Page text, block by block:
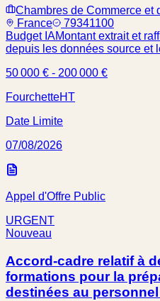
Chambres de Commerce et
France
79341100
Budget IAMontant extrait et
depuis les données source et
50 000 € - 200 000 €
FourchetteHT
Date Limite
07/08/2026
Appel d'Offre Public
URGENT
Nouveau
Accord-cadre relatif à
formations pour la
destinées au personnel